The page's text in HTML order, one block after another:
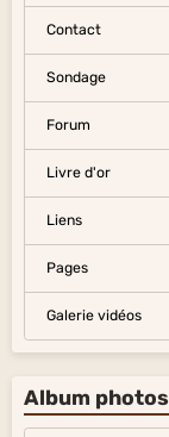
Contact
Sondage
Forum
Livre d'or
Liens
Pages
Galerie vidéos
Album photos